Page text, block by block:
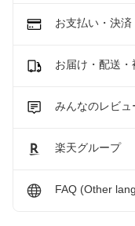
お支払い・決済
お届け・配送・
みんなのレビュ
楽天グループ
FAQ (Other